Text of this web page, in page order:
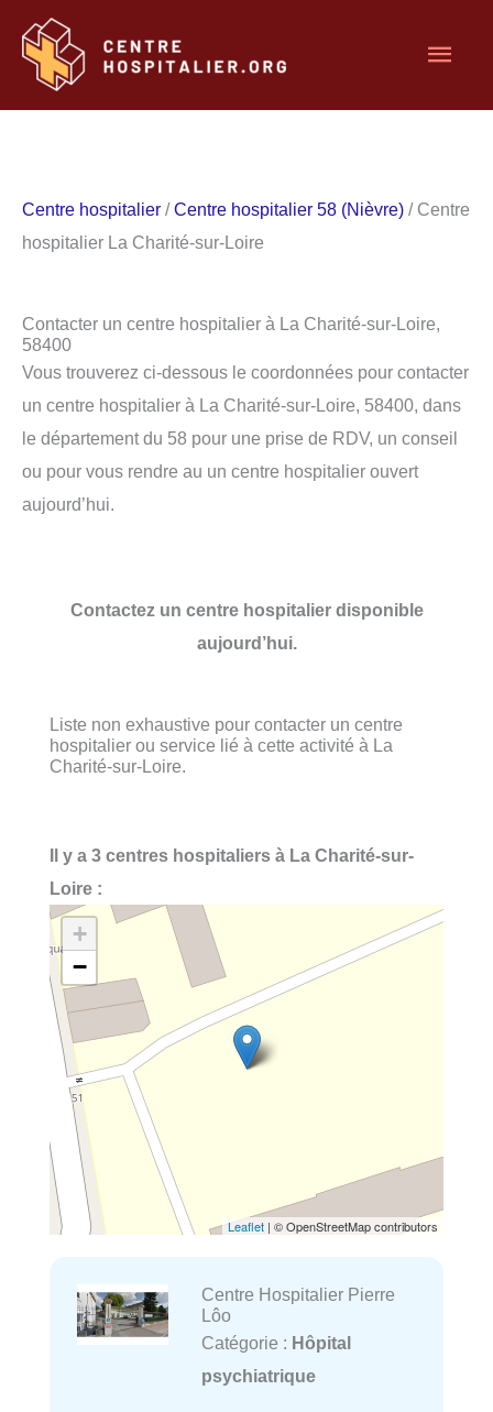
contenu
Centre hospitalier /Centre hospitalier 58 (Nièvre) / Centre
hospitalier La Charité-sur-Loire
Contacter un centre hospitalier à La Charité-sur-Loire,
58400
Vous trouverez ci-dessous le coordonnées pour contacter
un centre hospitalier à La Charité-sur-Loire, 58400, dans
le département du 58 pour une prise de RDV, un conseil
ou pour vous rendre au un centre hospitalier ouvert
aujourd’hui.
Contactez un centre hospitalier disponible
aujourd’hui.
Liste non exhaustive pour contacter un centre
hospitalier ou service lié à cette activité à La
Charité-sur-Loire.
Il y a 3 centres hospitaliers à La Charité-sur-
Loire :
+
−
Leaflet | © OpenStreetMap contributors
Centre Hospitalier Pierre
Lôo
Catégorie : Hôpital
psychiatrique